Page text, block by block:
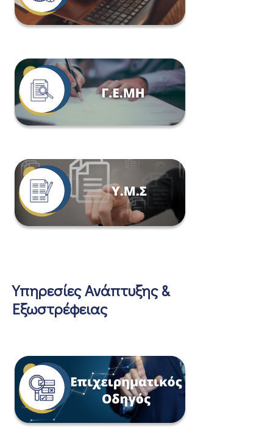
Υπηρεσίες Ανάπτυξης &
Εξωστρέφειας